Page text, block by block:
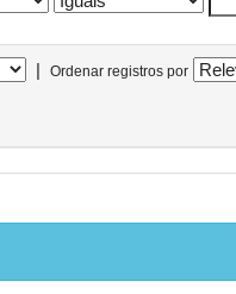
| Ordenar registros por